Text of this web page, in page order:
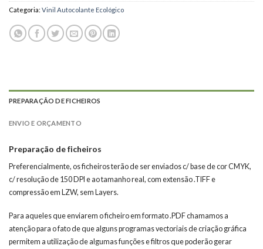
Categoria: Vinil Autocolante Ecológico
PREPARAÇÃO DE FICHEIROS
ENVIO E ORÇAMENTO
Preparação de ficheiros
Preferencialmente, os ficheiros terão de ser enviados c/ base de cor CMYK,
c/ resolução de 150 DPI e ao tamanho real, com extensão .TIFF e
compressão em LZW, sem Layers.
Para aqueles que enviarem o ficheiro em formato .PDF chamamos a
atenção para o fato de que alguns programas vectoriais de criação gráfica
permitem a utilização de algumas funções e filtros que poderão gerar